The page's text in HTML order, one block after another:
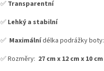
✅ Transparentní
✅ Lehký a stabilní
✅ Maximálnídélka podrážky boty:
✅ Rozměry: 27 cm x 12 cm x 10 cm